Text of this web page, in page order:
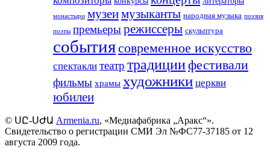
монастыри музеимузыканты народная музыка поэзия
поэты премьерырежиссеры скульптура
событиясовременное искусство
спектакли театр традициифестивали
фильмы храмы художники церкви
юбилеи
© ՍԸ-ՍԺԱ Armenia.ru, «Медиафабрика „Аракс“».
Свидетельство о регистрации СМИ Эл №ФС77-37185 от 12
августа 2009 года.